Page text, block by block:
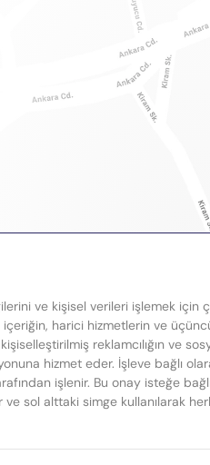
ve kişisel verileri işlemek için
harici hizmetlerin ve üçüncü
reklamcılığın ve
hizmet eder. İşleve bağlı
işlenir. Bu onay isteğe
ve sol alttaki simge kullanılarak